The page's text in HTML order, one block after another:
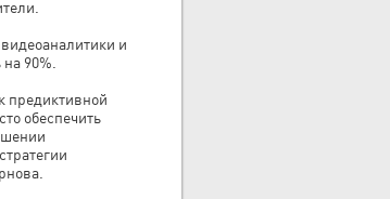
и
90%.
предиктивной
обеспечить